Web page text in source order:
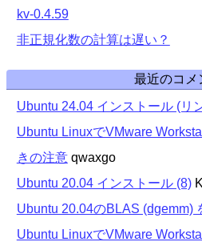
kv-0.4.59
非正規化数の計算は遅い？
最近のコメ
Ubuntu 24.04 インストール (リ
Ubuntu LinuxでVMware
きの注意 qwaxgo
Ubuntu 20.04 インストール (8)
Ubuntu 20.04のBLAS (dgemm)
Ubuntu LinuxでVMware